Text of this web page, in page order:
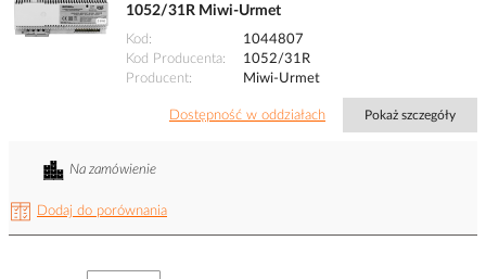
1052/31R Miwi-Urmet
Kod
1044807
Kod Producenta
1052/31R
Producent
Miwi-Urmet
Dostępność w oddziałach Pokaż szczegóły
Dodaj do porównania
Na zamówienie